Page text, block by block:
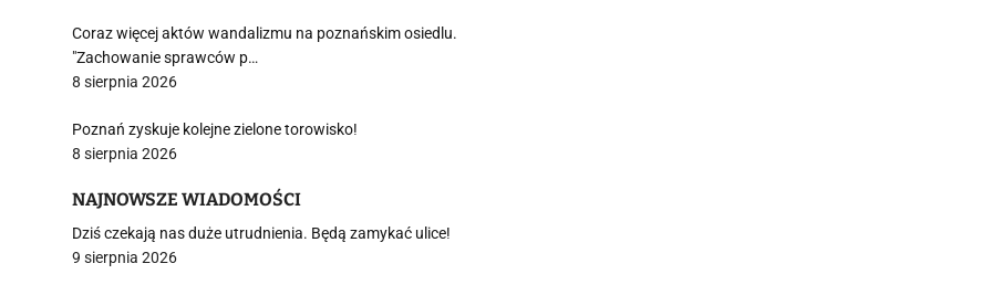
Coraz więcej aktów wandalizmu na poznańskim osiedlu.
"Zachowanie sprawców p…
8 sierpnia 2026
Poznań zyskuje kolejne zielone torowisko!
8 sierpnia 2026
NAJNOWSZE WIADOMOŚCI
Dziś czekają nas duże utrudnienia. Będą zamykać ulice!
9 sierpnia 2026